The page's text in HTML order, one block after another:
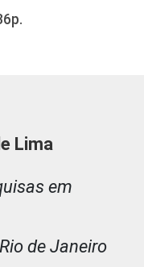
Lima
em
de Janeiro